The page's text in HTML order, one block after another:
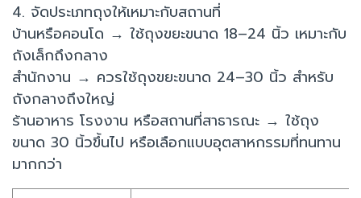
4. จัดประเภทถุงให้เหมาะกับสถานที่
บ้านหรือคอนโด → ใช้ถุงขยะขนาด 18–24 นิ้ว เหมาะกับ
ถังเล็กถึงกลาง
สำนักงาน → ควรใช้ถุงขยะขนาด 24–30 นิ้ว สำหรับ
ถังกลางถึงใหญ่
ร้านอาหาร โรงงาน หรือสถานที่สาธารณะ → ใช้ถุง
ขนาด 30 นิ้วขึ้นไป หรือเลือกแบบอุตสาหกรรมที่ทนทาน
มากกว่า